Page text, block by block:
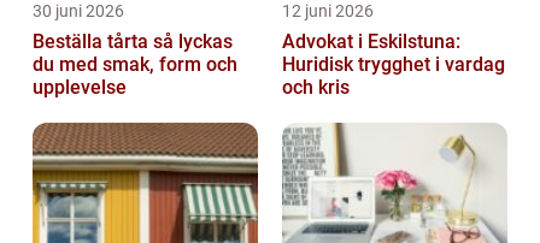
30 juni 2026
Beställa tårta så lyckas
du med smak, form och
upplevelse
12 juni 2026
Advokat i Eskilstuna:
Huridisk trygghet i vardag
och kris